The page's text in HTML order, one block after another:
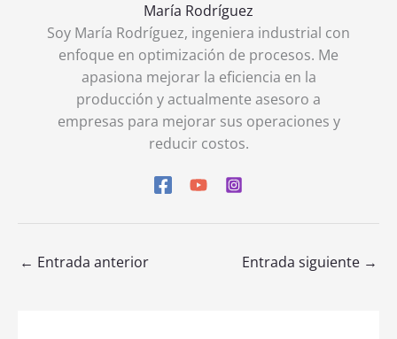
María Rodríguez
Soy María Rodríguez, ingeniera industrial con
enfoque en optimización de procesos. Me
apasiona mejorar la eficiencia en la
producción y actualmente asesoro a
empresas para mejorar sus operaciones y
reducir costos.
← Entrada anterior Entrada siguiente →